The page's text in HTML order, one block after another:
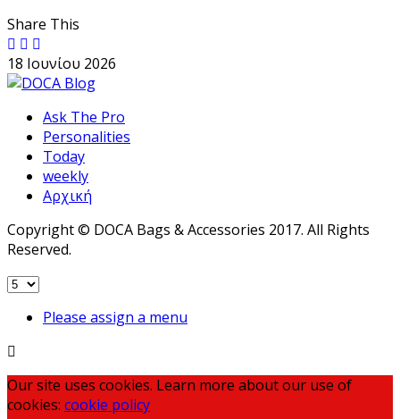
Share This
18 Ιουνίου 2026
Ask The Pro
Personalities
Today
weekly
Αρχική
Copyright © DOCA Bags & Accessories 2017. All Rights
Reserved.
Please assign a menu
Our site uses cookies. Learn more about our use of
cookies: cookie policy